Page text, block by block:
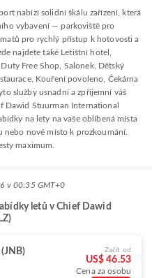
nabízí solidní škálu zařízení, která
vybavení — parkoviště pro
pro rychlý přístup k hotovosti a
najdete také Letištní hotel,
Free Shop, Salonek, Dětský
Kouření povoleno, Čekárna
služby usnadní a zpříjemní váš
Dawid Stuurman International
na lety na vaše oblíbená místa
nové místo k prozkoumání.
maximum.
v 00:35 GMT+0
letů v Chief Dawid
Začít od
US$ 46.53
Cena za osobu